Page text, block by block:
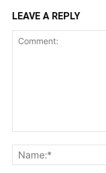
LEAVE A REPLY